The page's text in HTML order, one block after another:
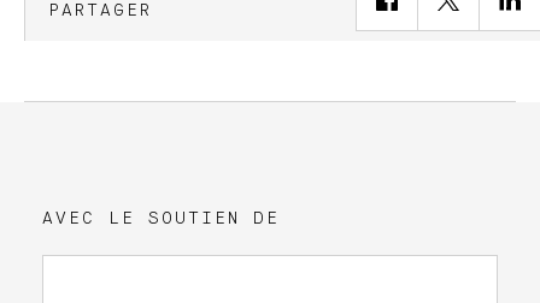
PARTAGER
AVEC LE SOUTIEN DE